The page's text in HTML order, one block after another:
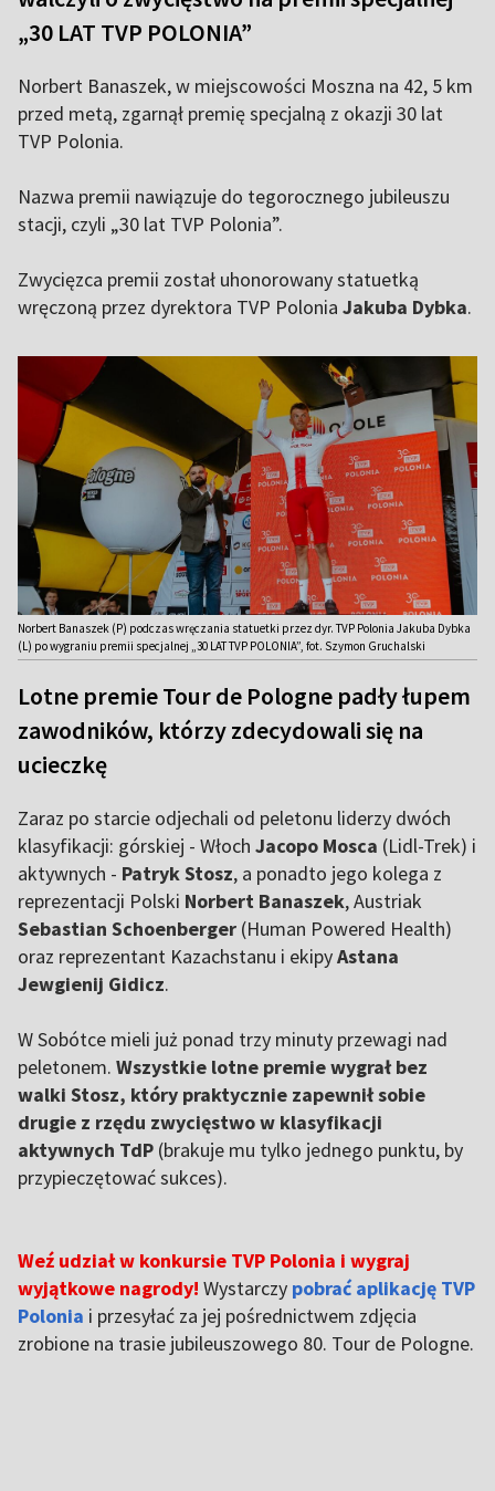
„30 LAT TVP POLONIA”
Norbert Banaszek, w miejscowości Moszna na 42, 5 km
przed metą, zgarnął premię specjalną z okazji 30 lat
TVP Polonia.
Nazwa premii nawiązuje do tegorocznego jubileuszu
stacji, czyli „30 lat TVP Polonia”.
Zwycięzca premii został uhonorowany statuetką
wręczoną przez dyrektora TVP Polonia Jakuba Dybka.
Norbert Banaszek (P) podczas wręczania statuetki przez dyr. TVP Polonia Jakuba Dybka
(L) po wygraniu premii specjalnej „30 LAT TVP POLONIA”, fot. Szymon Gruchalski
Lotne premie Tour de Pologne padły łupem
zawodników, którzy zdecydowali się na
ucieczkę
Zaraz po starcie odjechali od peletonu liderzy dwóch
klasyfikacji: górskiej - Włoch Jacopo Mosca (Lidl-Trek) i
aktywnych - Patryk Stosz, a ponadto jego kolega z
reprezentacji Polski Norbert Banaszek, Austriak
Sebastian Schoenberger (Human Powered Health)
oraz reprezentant Kazachstanu i ekipyAstana
Jewgienij Gidicz.
W Sobótce mieli już ponad trzy minuty przewagi nad
peletonem. Wszystkie lotne premie wygrał bez
walki Stosz, który praktycznie zapewnił sobie
drugie z rzędu zwycięstwo w klasyfikacji
aktywnych TdP (brakuje mu tylko jednego punktu, by
przypieczętować sukces).
Weź udział w konkursie TVP Polonia i wygraj
wyjątkowe nagrody! Wystarczy pobrać aplikację TVP
Polonia i przesyłać za jej pośrednictwem zdjęcia
zrobione na trasie jubileuszowego 80. Tour de Pologne.